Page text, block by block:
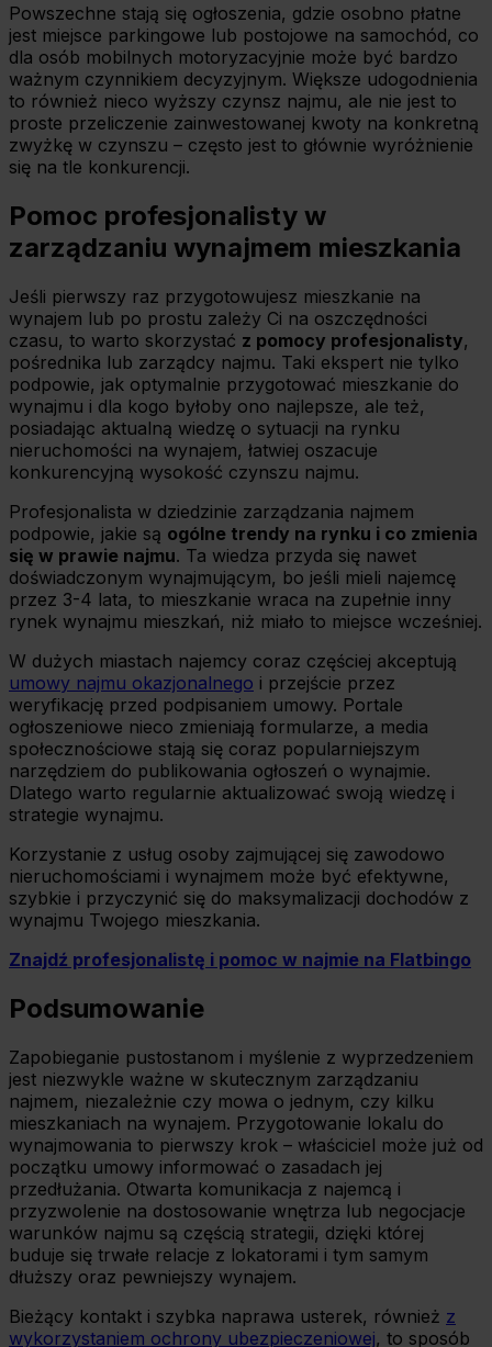
Powszechne stają się ogłoszenia, gdzie osobno płatne
jest miejsce parkingowe lub postojowe na samochód, co
dla osób mobilnych motoryzacyjnie może być bardzo
ważnym czynnikiem decyzyjnym. Większe udogodnienia
to również nieco wyższy czynsz najmu, ale nie jest to
proste przeliczenie zainwestowanej kwoty na konkretną
zwyżkę w czynszu – często jest to głównie wyróżnienie
się na tle konkurencji.
Pomoc profesjonalisty w
zarządzaniu wynajmem mieszkania
Jeśli pierwszy raz przygotowujesz mieszkanie na
wynajem lub po prostu zależy Ci na oszczędności
czasu, to warto skorzystać z pomocy profesjonalisty,
pośrednika lub zarządcy najmu. Taki ekspert nie tylko
podpowie, jak optymalnie przygotować mieszkanie do
wynajmu i dla kogo byłoby ono najlepsze, ale też,
posiadając aktualną wiedzę o sytuacji na rynku
nieruchomości na wynajem, łatwiej oszacuje
konkurencyjną wysokość czynszu najmu.
Profesjonalista w dziedzinie zarządzania najmem
podpowie, jakie są ogólne trendy na rynku i co zmienia
się w prawie najmu. Ta wiedza przyda się nawet
doświadczonym wynajmującym, bo jeśli mieli najemcę
przez 3-4 lata, to mieszkanie wraca na zupełnie inny
rynek wynajmu mieszkań, niż miało to miejsce wcześniej.
W dużych miastach najemcy coraz częściej akceptują
umowy najmu okazjonalnego i przejście przez
weryfikację przed podpisaniem umowy. Portale
ogłoszeniowe nieco zmieniają formularze, a media
społecznościowe stają się coraz popularniejszym
narzędziem do publikowania ogłoszeń o wynajmie.
Dlatego warto regularnie aktualizować swoją wiedzę i
strategie wynajmu.
Korzystanie z usług osoby zajmującej się zawodowo
nieruchomościami i wynajmem może być efektywne,
szybkie i przyczynić się do maksymalizacji dochodów z
wynajmu Twojego mieszkania.
Znajdź profesjonalistę i pomoc w najmie na Flatbingo
Podsumowanie
Zapobieganie pustostanom i myślenie z wyprzedzeniem
jest niezwykle ważne w skutecznym zarządzaniu
najmem, niezależnie czy mowa o jednym, czy kilku
mieszkaniach na wynajem. Przygotowanie lokalu do
wynajmowania to pierwszy krok – właściciel może już od
początku umowy informować o zasadach jej
przedłużania. Otwarta komunikacja z najemcą i
przyzwolenie na dostosowanie wnętrza lub negocjacje
warunków najmu są częścią strategii, dzięki której
buduje się trwałe relacje z lokatorami i tym samym
dłuższy oraz pewniejszy wynajem.
Bieżący kontakt i szybka naprawa usterek, również z
wykorzystaniem ochrony ubezpieczeniowej, to sposób